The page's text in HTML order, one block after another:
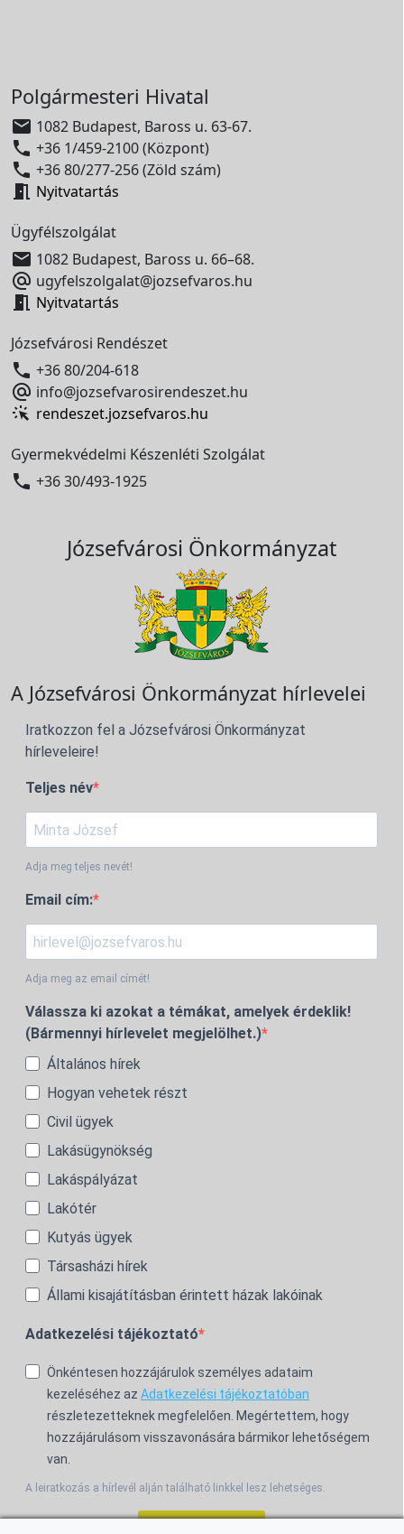
Polgármesteri Hivatal
 1082 Budapest, Baross u. 63-67.
 +36 1/459-2100 (Központ)
 +36 80/277-256 (Zöld szám)
 Nyitvatartás
Ügyfélszolgálat
 1082 Budapest, Baross u. 66–68.
 ugyfelszolgalat@jozsefvaros.hu
 Nyitvatartás
Józsefvárosi Rendészet
 +36 80/204-618
 info@jozsefvarosirendeszet.hu
rendeszet.jozsefvaros.hu
Gyermekvédelmi Készenléti Szolgálat
 +36 30/493-1925
Józsefvárosi Önkormányzat
A Józsefvárosi Önkormányzat hírlevelei
Iratkozzon fel a Józsefvárosi Önkormányzat
hírleveleire!
Teljes név
Adja meg teljes nevét!
Email cím:
Adja meg az email címét!
Válassza ki azokat a témákat, amelyek érdeklik!
(Bármennyi hírlevelet megjelölhet.)
Általános hírek
Hogyan vehetek részt
Civil ügyek
Lakásügynökség
Lakáspályázat
Lakótér
Kutyás ügyek
Társasházi hírek
Állami kisajátításban érintett házak lakóinak
Adatkezelési tájékoztató
Önkéntesen hozzájárulok személyes adataim
kezeléséhez az Adatkezelési tájékoztatóban
részletezetteknek megfelelően. Megértettem, hogy
hozzájárulásom visszavonására bármikor lehetőségem
van.
A leiratkozás a hírlevél alján található linkkel lesz lehetséges.